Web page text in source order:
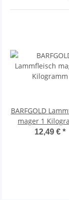
BARFGOLD
mager 1
12,49 €*